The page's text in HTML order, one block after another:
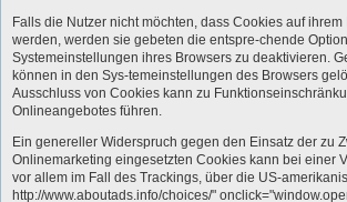
Falls die Nutzer nicht möchten, dass Cookies auf
werden, werden sie gebeten die entspre-chende
Systemeinstellungen ihres Browsers zu deaktivieren.
können in den Sys-temeinstellungen des Browsers
Ausschluss von Cookies kann zu
Onlineangebotes führen.
Ein genereller Widerspruch gegen den Einsatz der zu
Onlinemarketing eingesetzten Cookies kann bei einer
vor allem im Fall des Trackings, über die US-
http://www.aboutads.info/choices/"